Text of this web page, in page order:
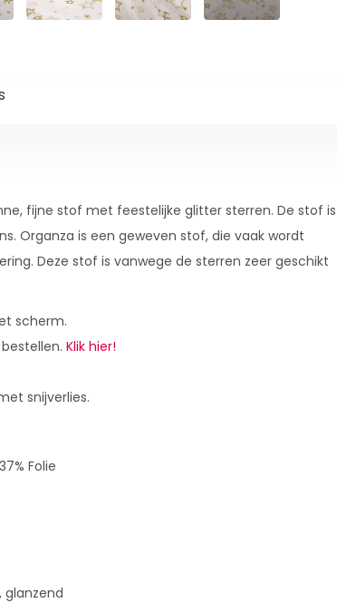
fijne stof met feestelijke glitter sterren. De stof is
Organza is een geweven stof, die vaak wordt
Deze stof is vanwege de sterren zeer geschikt
scherm.
Klik hier!
snijverlies.
Folie
glanzend